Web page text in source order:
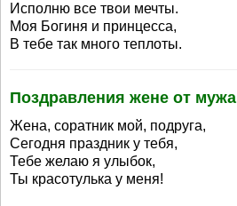
Исполню все твои мечты.
Моя Богиня и принцесса,
В тебе так много теплоты.
Поздравления жене от мужа
Жена, соратник мой, подруга,
Сегодня праздник у тебя,
Тебе желаю я улыбок,
Ты красотулька у меня!